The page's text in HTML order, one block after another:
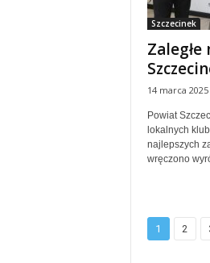
Szczecinek
14 marca 2025
Powiat
lokalnych
najlepszych
wręczono
1 2